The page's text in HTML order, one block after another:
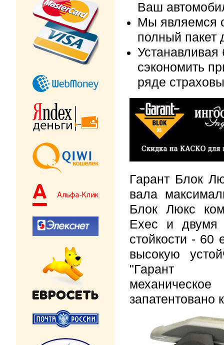
Ваш
Мы являемся
полный пакет
сэкономить
ряде
Гарант Блок
вала
Блок Люкс
Exec и двумя
стойкости - 60
высокую
запатентовано